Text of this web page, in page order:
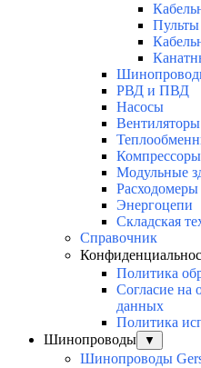
Пульты
РВД и ПВД
Насосы
Вентиляторы
Компрессоры
Модульные
Расходомеры
Энергоцепи
Складская
Справочник
Политика
Согласие на
данных
Политика
Шинопроводы
▼
Шинопроводы